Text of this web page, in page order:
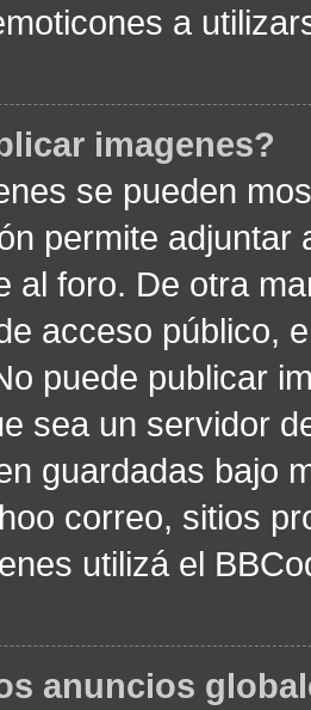
a
imagenes?
se pueden
permite
al foro. De otra
acceso público,
puede publicar
sea un servidor
guardadas bajo
correo, sitios
utilizá el
anuncios